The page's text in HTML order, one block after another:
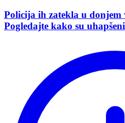
Policija ih zatekla u donjem
Pogledajte kako su